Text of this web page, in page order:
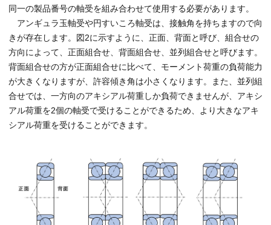
同一の製品番号の軸受を組み合わせて使用する必要があります。
アンギュラ玉軸受や円すいころ軸受は、接触角を持ちますので向
きが存在します。図2に示すように、正面、背面と呼び、組合せの
方向によって、正面組合せ、背面組合せ、並列組合せと呼びます。
背面組合せの方が正面組合せに比べて、モーメント荷重の負荷能力
が大きくなりますが、許容傾き角は小さくなります。また、並列組
合せでは、一方向のアキシアル荷重しか負荷できませんが、アキシ
アル荷重を2個の軸受で受けることができるため、より大きなアキ
シアル荷重を受けることができます。